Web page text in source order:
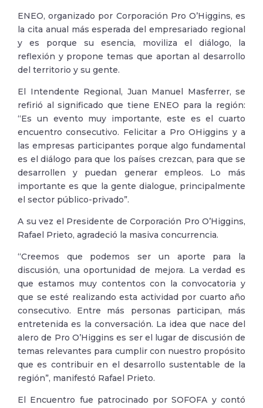
ENEO, organizado por Corporación Pro O’Higgins, es
la cita anual más esperada del empresariado regional
y es porque su esencia, moviliza el diálogo, la
reflexión y propone temas que aportan al desarrollo
del territorio y su gente.
El Intendente Regional, Juan Manuel Masferrer, se
refirió al significado que tiene ENEO para la región:
“Es un evento muy importante, este es el cuarto
encuentro consecutivo. Felicitar a Pro OHiggins y a
las empresas participantes porque algo fundamental
es el diálogo para que los países crezcan, para que se
desarrollen y puedan generar empleos. Lo más
importante es que la gente dialogue, principalmente
el sector público-privado”.
A su vez el Presidente de Corporación Pro O’Higgins,
Rafael Prieto, agradeció la masiva concurrencia.
“Creemos que podemos ser un aporte para la
discusión, una oportunidad de mejora. La verdad es
que estamos muy contentos con la convocatoria y
que se esté realizando esta actividad por cuarto año
consecutivo. Entre más personas participan, más
entretenida es la conversación. La idea que nace del
alero de Pro O’Higgins es ser el lugar de discusión de
temas relevantes para cumplir con nuestro propósito
que es contribuir en el desarrollo sustentable de la
región”, manifestó Rafael Prieto.
El Encuentro fue patrocinado por SOFOFA y contó